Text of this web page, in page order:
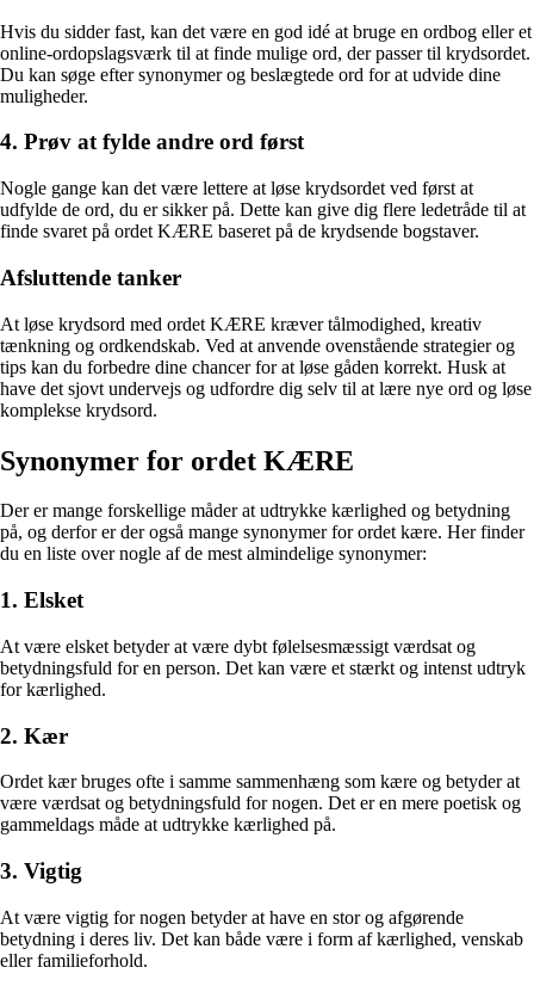
Hvis du sidder fast, kan det være en god idé at bruge en ordbog eller et
online-ordopslagsværk til at finde mulige ord, der passer til krydsordet.
Du kan søge efter synonymer og beslægtede ord for at udvide dine
muligheder.
4. Prøv at fylde andre ord først
Nogle gange kan det være lettere at løse krydsordet ved først at
udfylde de ord, du er sikker på. Dette kan give dig flere ledetråde til at
finde svaret på ordet KÆRE baseret på de krydsende bogstaver.
Afsluttende tanker
At løse krydsord med ordet KÆRE kræver tålmodighed, kreativ
tænkning og ordkendskab. Ved at anvende ovenstående strategier og
tips kan du forbedre dine chancer for at løse gåden korrekt. Husk at
have det sjovt undervejs og udfordre dig selv til at lære nye ord og løse
komplekse krydsord.
Synonymer for ordet KÆRE
Der er mange forskellige måder at udtrykke kærlighed og betydning
på, og derfor er der også mange synonymer for ordet kære. Her finder
du en liste over nogle af de mest almindelige synonymer:
1. Elsket
At være elsket betyder at være dybt følelsesmæssigt værdsat og
betydningsfuld for en person. Det kan være et stærkt og intenst udtryk
for kærlighed.
2. Kær
Ordet kær bruges ofte i samme sammenhæng som kære og betyder at
være værdsat og betydningsfuld for nogen. Det er en mere poetisk og
gammeldags måde at udtrykke kærlighed på.
3. Vigtig
At være vigtig for nogen betyder at have en stor og afgørende
betydning i deres liv. Det kan både være i form af kærlighed, venskab
eller familieforhold.